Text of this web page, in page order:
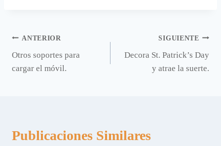
Navegación
de
ANTERIOR
Otros soportes para
cargar el móvil.
SIGUIENTE
Decora St. Patrick’s Day
y atrae la suerte.
Publicaciones Similares